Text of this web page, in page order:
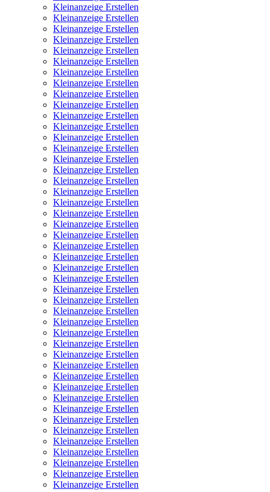
Kleinanzeige Erstellen
Kleinanzeige Erstellen
Kleinanzeige Erstellen
Kleinanzeige Erstellen
Kleinanzeige Erstellen
Kleinanzeige Erstellen
Kleinanzeige Erstellen
Kleinanzeige Erstellen
Kleinanzeige Erstellen
Kleinanzeige Erstellen
Kleinanzeige Erstellen
Kleinanzeige Erstellen
Kleinanzeige Erstellen
Kleinanzeige Erstellen
Kleinanzeige Erstellen
Kleinanzeige Erstellen
Kleinanzeige Erstellen
Kleinanzeige Erstellen
Kleinanzeige Erstellen
Kleinanzeige Erstellen
Kleinanzeige Erstellen
Kleinanzeige Erstellen
Kleinanzeige Erstellen
Kleinanzeige Erstellen
Kleinanzeige Erstellen
Kleinanzeige Erstellen
Kleinanzeige Erstellen
Kleinanzeige Erstellen
Kleinanzeige Erstellen
Kleinanzeige Erstellen
Kleinanzeige Erstellen
Kleinanzeige Erstellen
Kleinanzeige Erstellen
Kleinanzeige Erstellen
Kleinanzeige Erstellen
Kleinanzeige Erstellen
Kleinanzeige Erstellen
Kleinanzeige Erstellen
Kleinanzeige Erstellen
Kleinanzeige Erstellen
Kleinanzeige Erstellen
Kleinanzeige Erstellen
Kleinanzeige Erstellen
Kleinanzeige Erstellen
Kleinanzeige Erstellen